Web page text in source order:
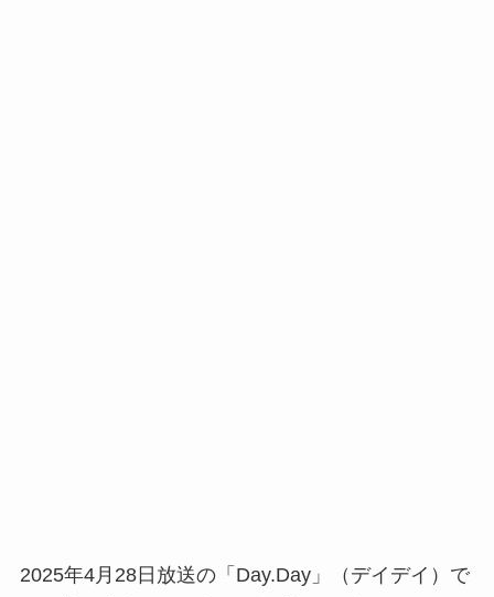
2025年4月28日放送の「Day.Day」（デイデイ）で